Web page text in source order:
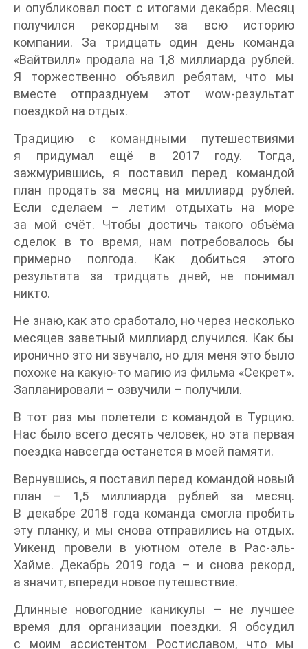
и опубликовал пост с итогами декабря. Месяц
получился рекордным за всю историю
компании. За тридцать один день команда
«Вайтвилл» продала на 1,8 миллиарда рублей.
Я торжественно объявил ребятам, что мы
вместе отпразднуем этот wow-результат
поездкой на отдых.
Традицию с командными путешествиями
я придумал ещё в 2017 году. Тогда,
зажмурившись, я поставил перед командой
план продать за месяц на миллиард рублей.
Если сделаем – летим отдыхать на море
за мой счёт. Чтобы достичь такого объёма
сделок в то время, нам потребовалось бы
примерно полгода. Как добиться этого
результата за тридцать дней, не понимал
никто.
Не знаю, как это сработало, но через несколько
месяцев заветный миллиард случился. Как бы
иронично это ни звучало, но для меня это было
похоже на какую-то магию из фильма «Секрет».
Запланировали – озвучили – получили.
В тот раз мы полетели с командой в Турцию.
Нас было всего десять человек, но эта первая
поездка навсегда останется в моей памяти.
Вернувшись, я поставил перед командой новый
план – 1,5 миллиарда рублей за месяц.
В декабре 2018 года команда смогла пробить
эту планку, и мы снова отправились на отдых.
Уикенд провели в уютном отеле в Рас-эль-
Хайме. Декабрь 2019 года – и снова рекорд,
а значит, впереди новое путешествие.
Длинные новогодние каникулы – не лучшее
время для организации поездки. Я обсудил
с моим ассистентом Ростиславом, что мы